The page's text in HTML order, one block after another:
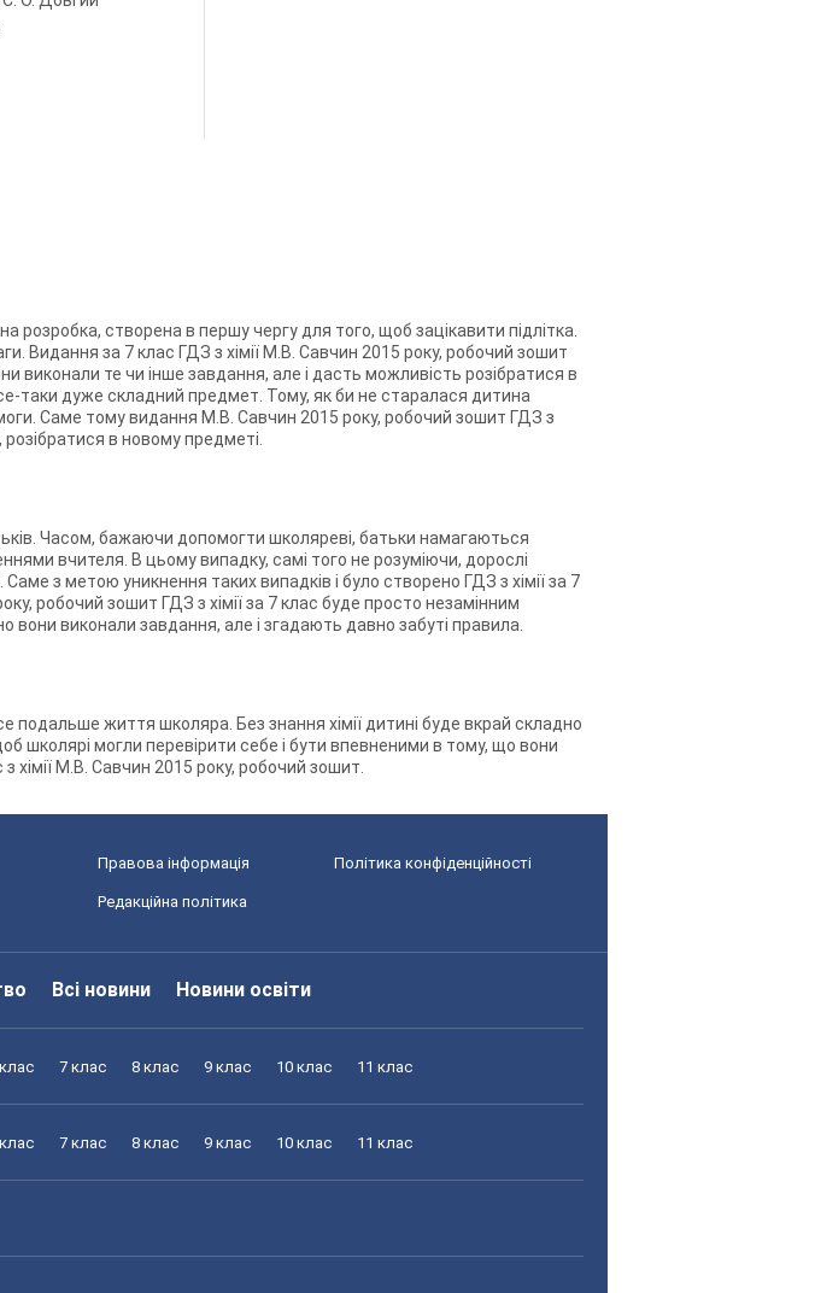
розробка, створена в першу чергу для того, щоб зацікавити підлітка.
Видання за 7 клас ГДЗ з хімії М.В. Савчин 2015 року, робочий зошит
виконали те чи інше завдання, але і дасть можливість розібратися в
таки дуже складний предмет. Тому, як би не старалася дитина
Саме тому видання М.В. Савчин 2015 року, робочий зошит ГДЗ з
розібратися в новому предметі.
Часом, бажаючи допомогти школяреві, батьки намагаються
вчителя. В цьому випадку, самі того не розуміючи, дорослі
з метою уникнення таких випадків і було створено ГДЗ з хімії за 7
робочий зошит ГДЗ з хімії за 7 клас буде просто незамінним
вони виконали завдання, але і згадають давно забуті правила.
подальше життя школяра. Без знання хімії дитині буде вкрай складно
школярі могли перевірити себе і бути впевненими в тому, що вони
хімії М.В. Савчин 2015 року, робочий зошит.
Правова інформація Політика конфіденційності
Редакційна політика
Всі новини Новини освіти
7 клас 8 клас 9 клас 10 клас 11 клас
7 клас 8 клас 9 клас 10 клас 11 клас